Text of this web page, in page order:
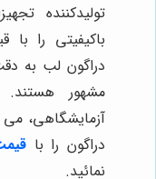
تولیدکننده
باکیفیتی را
دراگون لب به
مشهور
آزمایشگاهی،
دراگون را با
نمائید.